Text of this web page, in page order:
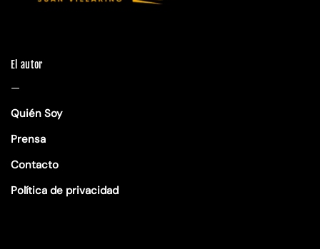
El autor
—
Quién Soy
Prensa
Contacto
Política de privacidad